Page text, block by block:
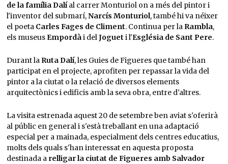
de la família Dalí al carrer Monturiol on a més del pintor i
l'inventor del submarí,Narcís Monturiol, també hi va néixer
el poeta Carles Fages de Climent. Continua per la Rambla,
els museus Empordài delJoguet i l'Església de Sant Pere.
Durant la Ruta Dalí, les Guies de Figueres que també han
participat en el projecte, aprofiten per repassar la vida del
pintor a la ciutat o la relació de diversos elements
arquitectònics i edificis amb la seva obra, entre d'altres.
La visita estrenada aquest 20 de setembre ben aviat s'oferirà
al públic en general i s'està treballant en una adaptació
especial per a mainada, especialment dels centres educatius,
molts dels quals s'han interessat en aquesta proposta
destinada a relligar la ciutat de Figueres amb Salvador